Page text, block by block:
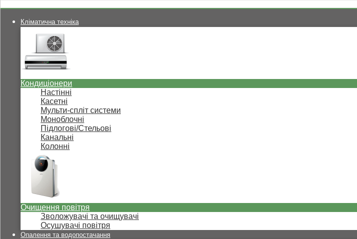
Кліматична техніка
Кондиціонери
Настінні
Касетні
Мульти-спліт системи
Моноблочні
Підлогові/Стельові
Канальні
Колонні
Очищення повітря
Зволожувачі та очищувачі
Осушувачі повітря
Опалення та водопостачання